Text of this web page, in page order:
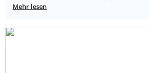
Mehr lesen